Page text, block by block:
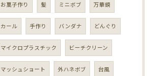
お菓子作り 髪 ミニボブ 万華鏡
カール 手作り バンダナ どんぐり
マイクロプラスチック ビーチクリーン
マッシュショート 外ハネボブ 台風